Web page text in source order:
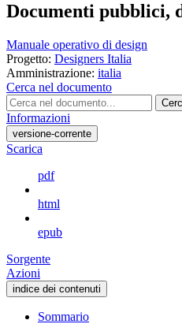
Documenti pubblici,
Manuale operativo di design
Progetto: Designers Italia
Amministrazione: italia
Cerca nel documento
Informazioni
versione-corrente
Scarica
pdf
html
epub
Sorgente
Azioni
indice dei contenuti
Sommario